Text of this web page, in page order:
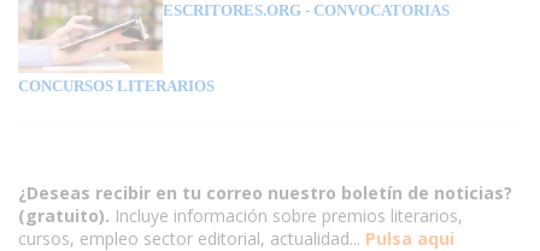
ESCRITORES.ORG - CONVOCATORIAS
CONCURSOS LITERARIOS
¿Deseas recibir en tu correo nuestro boletín de noticias?
(gratuito). Incluye información sobre premios literarios,
cursos, empleo sector editorial, actualidad... Pulsa aqui